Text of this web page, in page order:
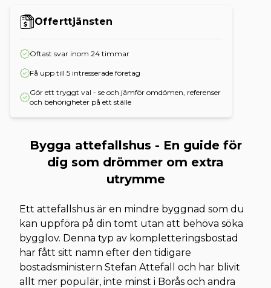
Offerttjänsten
Oftast svar inom 24 timmar
Få upp till 5 intresserade företag
Gör ett tryggt val - se och jämför omdömen, referenser
och behörigheter på ett ställe
Bygga attefallshus - En guide för
dig som drömmer om extra
utrymme
Ett attefallshus är en mindre byggnad som du
kan uppföra på din tomt utan att behöva söka
bygglov. Denna typ av kompletteringsbostad
har fått sitt namn efter den tidigare
bostadsministern Stefan Attefall och har blivit
allt mer populär, inte minst i Borås och andra